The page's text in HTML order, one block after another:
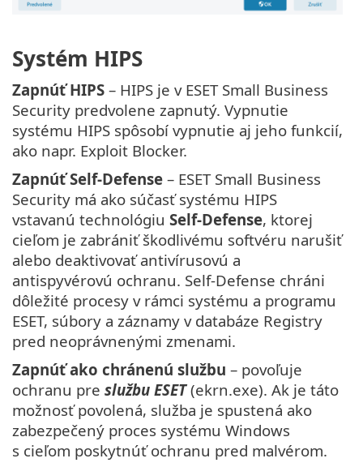
Systém HIPS
Zapnúť HIPS – HIPS je v ESET Small Business
Security predvolene zapnutý. Vypnutie
systému HIPS spôsobí vypnutie aj jeho funkcií,
ako napr. Exploit Blocker.
Zapnúť Self-Defense – ESET Small Business
Security má ako súčasť systému HIPS
vstavanú technológiu Self-Defense, ktorej
cieľom je zabrániť škodlivému softvéru narušiť
alebo deaktivovať antivírusovú a
antispyvérovú ochranu. Self-Defense chráni
dôležité procesy v rámci systému a programu
ESET, súbory a záznamy v databáze Registry
pred neoprávnenými zmenami.
Zapnúť ako chránenú službu – povoľuje
ochranu pre službu ESET(ekrn.exe). Ak je táto
možnosť povolená, služba je spustená ako
zabezpečený proces systému Windows
s cieľom poskytnúť ochranu pred malvérom.